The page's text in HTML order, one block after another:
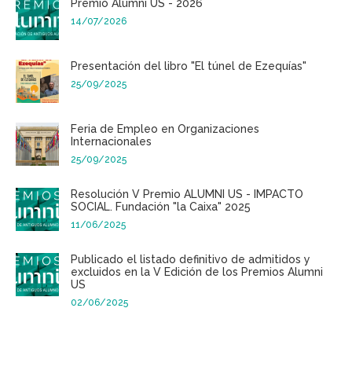
Premio Alumni US - 2026
14/07/2026
Presentación del libro "El túnel de Ezequías"
25/09/2025
Feria de Empleo en Organizaciones
Internacionales
25/09/2025
Resolución V Premio ALUMNI US - IMPACTO
SOCIAL. Fundación "la Caixa" 2025
11/06/2025
Publicado el listado definitivo de admitidos y
excluidos en la V Edición de los Premios Alumni
US
02/06/2025